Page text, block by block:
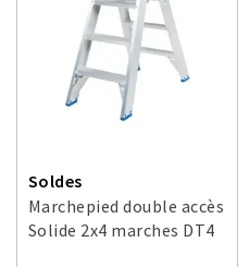
Soldes
Marchepied double accès
Solide 2x4 marches DT4